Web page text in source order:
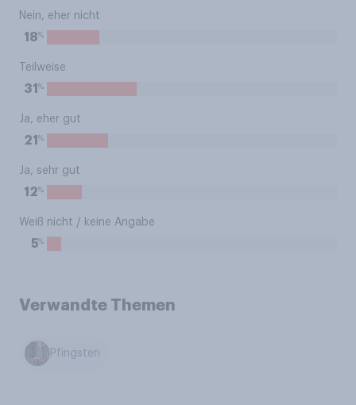
Nein, eher nicht
18%
Teilweise
31 %
Ja, eher gut
21 %
Ja, sehr gut
12%
Weiß nicht / keine Angabe
5%
Verwandte Themen
Pfingsten